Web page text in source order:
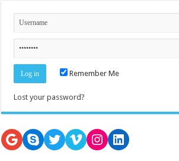
Remember Me
Lost your password?
Google
SkypeTwitter
VimeoInstagram
LinkedIn